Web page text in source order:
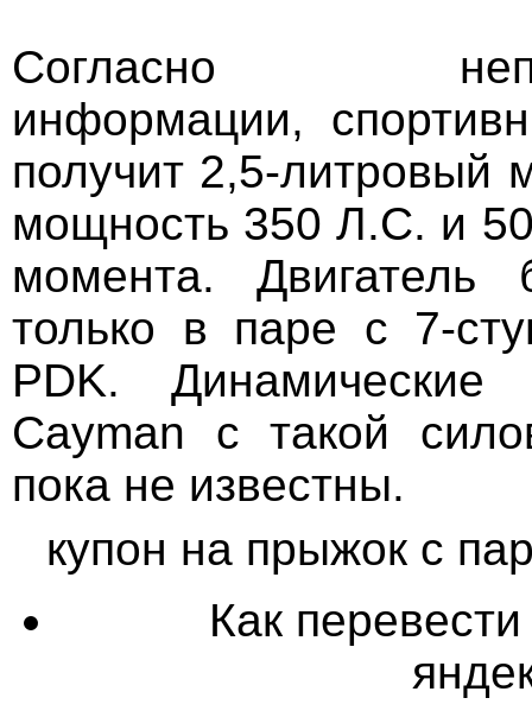
Согласно
информации,
получит 2,5-литровый
мощность 350 Л.С. и
момента. Двигатель
только в паре с 7-
PDK. Динамические
Cаyman с такой
пока не известны.
купон на прыжок с
Как